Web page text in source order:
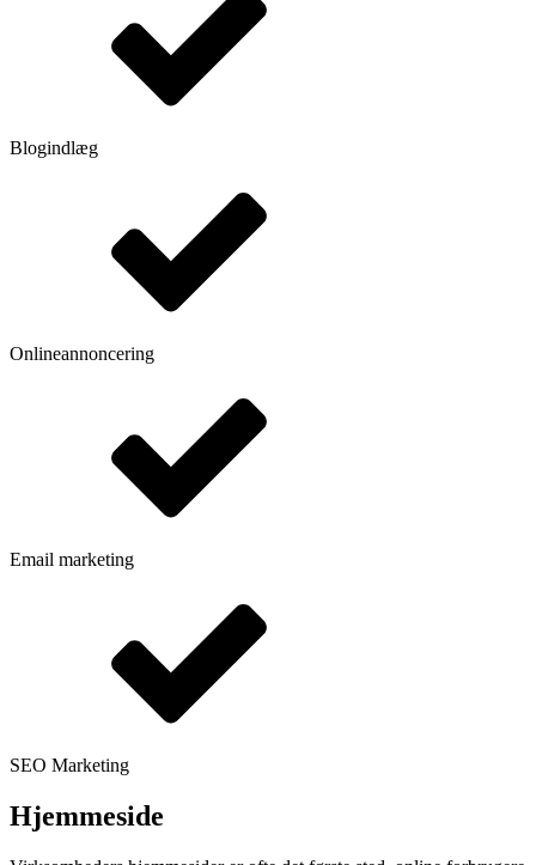
Blogindlæg
Onlineannoncering
Email marketing
SEO Marketing
Hjemmeside